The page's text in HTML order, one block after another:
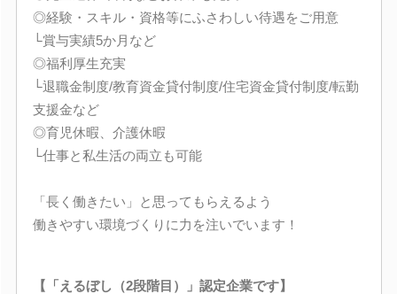
◎経験・スキル・資格等にふさわしい待遇をご用意
└賞与実績5か月など
◎福利厚生充実
└退職金制度/教育資金貸付制度/住宅資金貸付制度/転勤
支援金など
◎育児休暇、介護休暇
└仕事と私生活の両立も可能
「長く働きたい」と思ってもらえるよう
働きやすい環境づくりに力を注いでいます！
【「えるぼし（2段階目）」認定企業です】